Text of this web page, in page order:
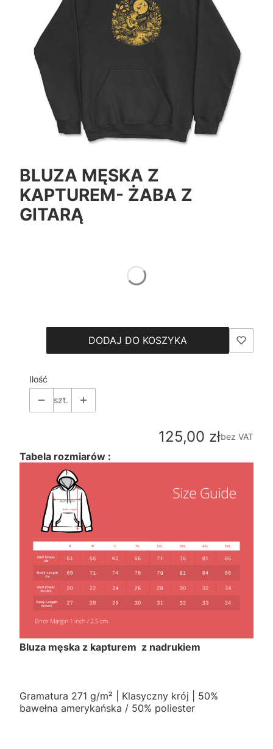
BLUZA MĘSKA Z
KAPTUREM- ŻABA Z
GITARĄ
DODAJ DO KOSZYKA
Ilość
szt.
Cena
125,00 złbez VAT
Tabela rozmiarów :
Bluza męska z kapturem z nadrukiem
Gramatura 271 g/m² | Klasyczny krój | 50%
bawełna amerykańska / 50% poliester